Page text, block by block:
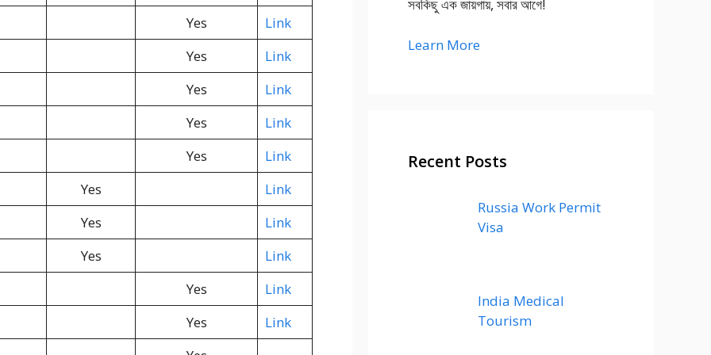
Yes
Link
Yes
Link
Yes
Link
Yes
Link
Yes
Link
Yes
Link
Yes
Link
Yes
Link
Yes
Link
Yes
Link
সবকিছু এক জায়গায়, সবার আগে!
Learn More
Recent Posts
Russia Work Permit
Visa
India Medical
Tourism